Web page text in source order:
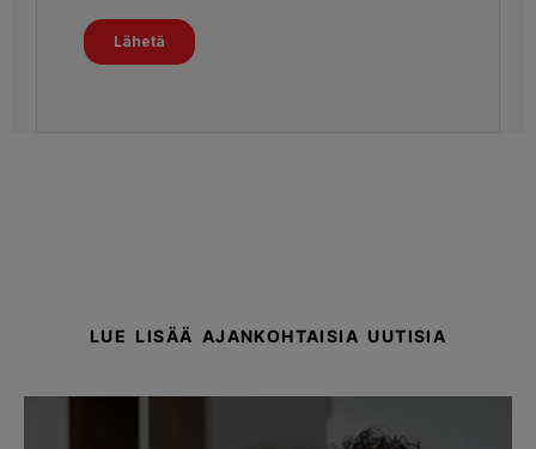
LUE LISÄÄ AJANKOHTAISIA UUTISIA